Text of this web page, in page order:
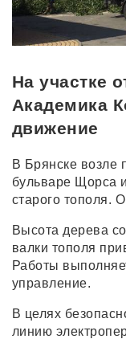
На участке
Академика
движение
В Брянске возле
бульваре Щорса
старого тополя.
Высота дерева
валки тополя
Работы
управление.
В целях
линию